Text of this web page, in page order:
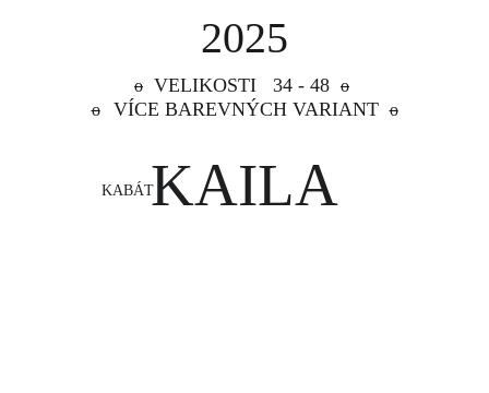
o
  VELIKOSTI   34 - 48
o
o
VÍCE BAREVNÝCH VARIANT o
2025
KAILA
KABÁT